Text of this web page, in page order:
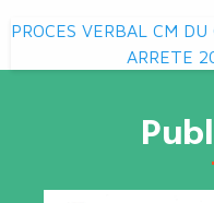
Navigation
de
PROCES VERBAL CM
ARRETE